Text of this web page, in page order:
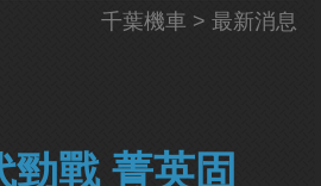
千葉機車 > 最新消息
勁戰 菁英固